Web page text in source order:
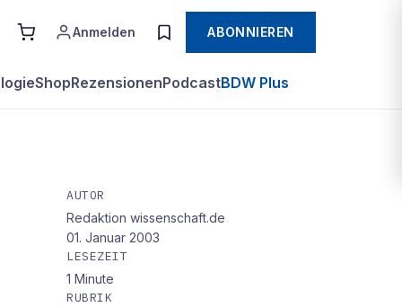
Anmelden ABONNIEREN
ShopRezensionenPodcastBDW Plus
AUTOR
Redaktion wissenschaft.de
01. Januar 2003
LESEZEIT
1 Minute
RUBRIK